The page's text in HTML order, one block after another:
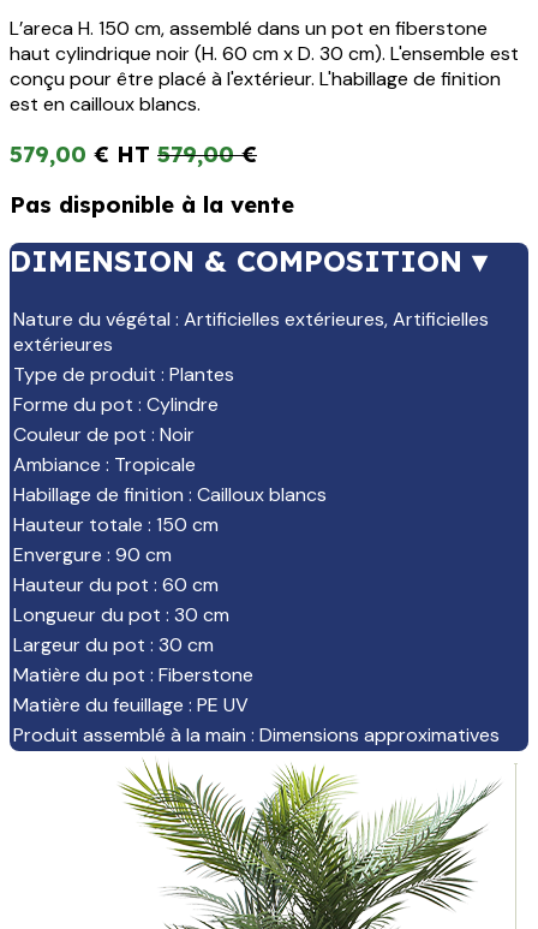
L’areca H. 150 cm, assemblé dans un pot en fiberstone
haut cylindrique noir (H. 60 cm x D. 30 cm). L'ensemble est
conçu pour être placé à l'extérieur. L'habillage de finition
est en cailloux blancs.
579,00 € 579,00€
Pas disponible à la vente
DIMENSION & COMPOSITION ▾
Nature du végétal : Artificielles extérieures,Artificielles
extérieures
Type de produit : Plantes
Forme du pot : Cylindre
Couleur de pot : Noir
Ambiance : Tropicale
Habillage de finition : Cailloux blancs
Hauteur totale : 150 cm
Envergure : 90 cm
Hauteur du pot : 60 cm
Longueur du pot : 30 cm
Largeur du pot : 30 cm
Matière du pot : Fiberstone
Matière du feuillage : PE UV
Produit assemblé à la main : Dimensions approximatives